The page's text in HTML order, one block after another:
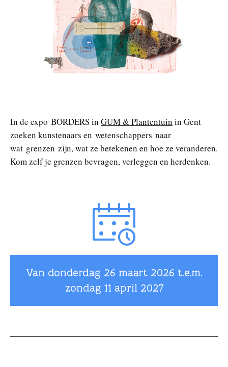
In de expo BORDERS in GUM & Plantentuin in Gent
zoeken kunstenaars en wetenschappers naar
wat grenzen zijn, wat ze betekenen en hoe ze veranderen.
Kom zelf je grenzen bevragen, verleggen en herdenken.
Van donderdag 26 maart 2026 t.e.m.
zondag 11 april 2027